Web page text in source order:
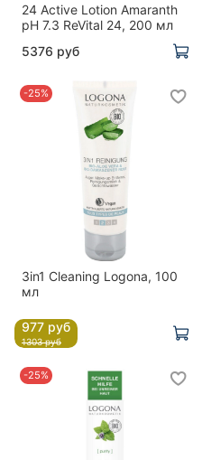
24 Active Lotion Amaranth
pH 7.3 ReVital 24, 200 мл
5376 руб
-25%
3in1 Cleaning Logona, 100
мл
977 руб
1303 руб
-25%